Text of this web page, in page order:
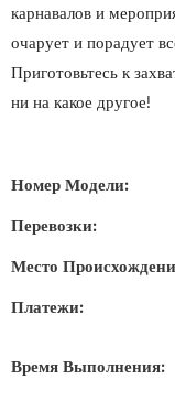
карнавалов и
очарует и порадует
Приготовьтесь к
ни на какое другое!
Номер Модели:
Перевозки:
Место
Платежи:
Время Выполнения: